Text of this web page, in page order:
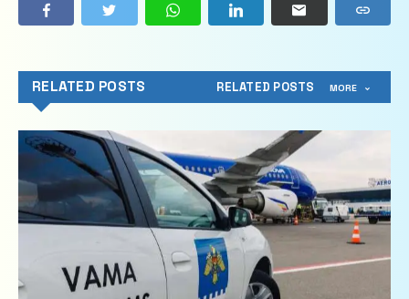
RELATED POSTS RELATED POSTS MORE